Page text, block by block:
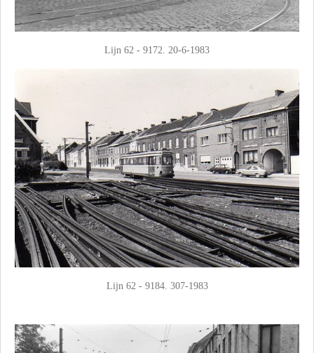
Lijn 62 - 9172. 20-6-1983
Lijn 62 - 9184. 307-1983